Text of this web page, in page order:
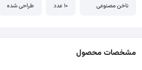
ناخن مصنوعی
10 عدد
طراحی شده
مشخصات محصول